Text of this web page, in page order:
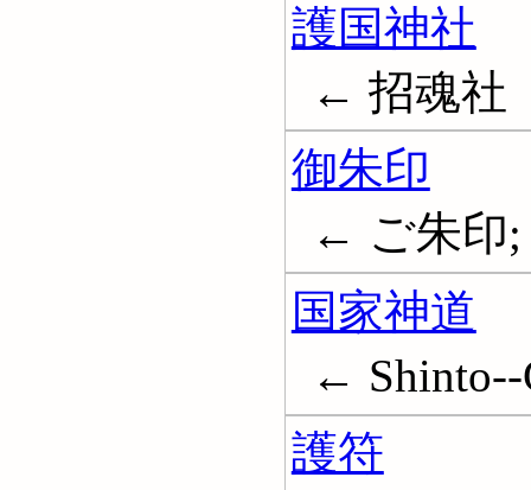
護国神社
← 招魂社
御朱印
← ご朱印;
国家神道
← Shinto--
護符